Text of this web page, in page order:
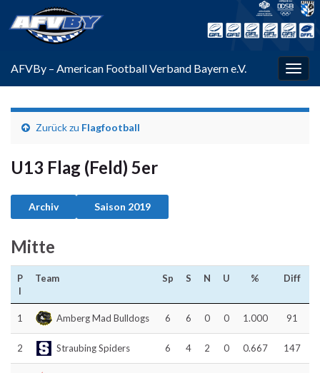
AFVBy – American Football Verband Bayern e.V.
Zurück zu Flagfootball
U13 Flag (Feld) 5er
Archiv Saison 2019
Mitte
P
l
Team Sp S N U % Diff
1 Amberg Mad Bulldogs 6 6 0 0 1.000 91
2 Straubing Spiders 6 4 2 0 0.667 147